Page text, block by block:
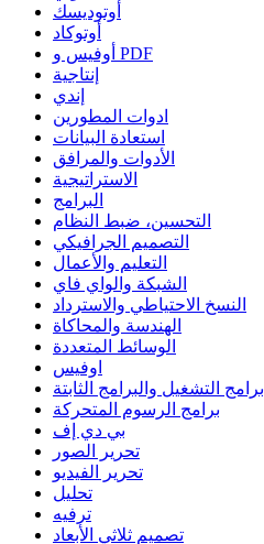
أوتوديسك
أوتوكاد
أوفيس و PDF
إنتاجية
إندي
ادوات المطورين
استعادة البيانات
الأدوات والمرافق
الاستراتيجية
البرامج
التحسين، ضبط النظام
التصميم الجرافيكي
التعليم والأعمال
الشبكة والواي فاي
النسخ الاحتياطي والاسترداد
الهندسة والمحاكاة
الوسائط المتعددة
اوفيس
برامج التشغيل والبرامج الثابتة
برامج الرسوم المتحركة
بي دي إف
تحرير الصور
تحرير الفيديو
تحليل
ترفيه
تصميم ثلاثي الأبعاد